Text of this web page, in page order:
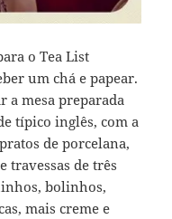
o Tea List
um chá e papear.
a mesa preparada
típico inglês, com a
de porcelana,
travessas de três
bolinhos,
mais creme e